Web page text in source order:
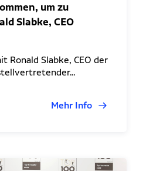
um zu
Slabke, CEO
Ronald Slabke, CEO der
Mehr Info